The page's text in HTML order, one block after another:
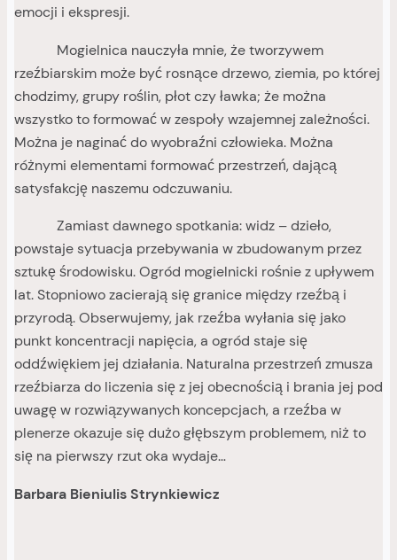
emocji i ekspresji.
Mogielnica nauczyła mnie, że tworzywem
rzeźbiarskim może być rosnące drzewo, ziemia, po której
chodzimy, grupy roślin, płot czy ławka; że można
wszystko to formować w zespoły wzajemnej zależności.
Można je naginać do wyobraźni człowieka. Można
różnymi elementami formować przestrzeń, dającą
satysfakcję naszemu odczuwaniu.
Zamiast dawnego spotkania: widz – dzieło,
powstaje sytuacja przebywania w zbudowanym przez
sztukę środowisku. Ogród mogielnicki rośnie z upływem
lat. Stopniowo zacierają się granice między rzeźbą i
przyrodą. Obserwujemy, jak rzeźba wyłania się jako
punkt koncentracji napięcia, a ogród staje się
oddźwiękiem jej działania. Naturalna przestrzeń zmusza
rzeźbiarza do liczenia się z jej obecnością i brania jej pod
uwagę w rozwiązywanych koncepcjach, a rzeźba w
plenerze okazuje się dużo głębszym problemem, niż to
się na pierwszy rzut oka wydaje…
Barbara Bieniulis Strynkiewicz